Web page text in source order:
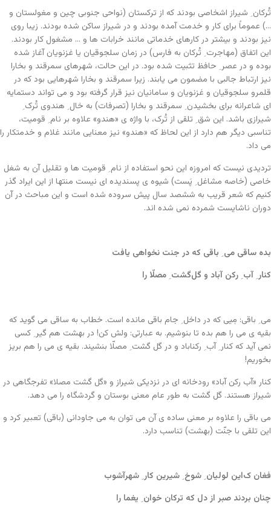
تُرکان ِ شیراز اشخاصی بودند که از ترکستان (نواحی جنوبی چین و مغولستان و
…) عموماً برای کار و خدمت آمده بودند و در شیراز ساکن شده بودند. زیبا روی
نیز بودند و بیشتر در کارهای خدماتی مانند خرابات ها و … مشغول کار بودند.
این اتفاق (مهاجرت ِ تُرکان به فارس) در زمان سلجوقیان یا غزنویان آغاز شده
بوده و در عصر ِ حافظ تثبیت شده بود. در این حالت، شهرهای سمرقند و بخارا
نیز ارتباط جالبی با مضمون می یابند. زیرا سمرقند و بخارا شهرهایی بود که در
قلمرو سلجوقیان و غزنویان و سامانیان نیز قرار گرفته بود و می تواند دستمایه
ای شاعرانه برای بخشیدن ِ سمرقند و بخارا (تصرفات) به خال ِ هندوی تُرک ِ
شیرازی باشد. این شق ِ تلقی از تُرک، با واژه ی «هندو» علاوه بر نام ِ قومیت،
تناسبی دیگر هم دارد از این لحاظ که «هندو» نیز معنایی مانند غلام و خدمتکار را
می داد.
تردیدی نیست که امروزه این نحو استفاده از نام ِ قومیت ها و تقلیل آن به شغل
خاصی (خاصه مشاغل ِ پَست) شیوه ی پسندیده ای نیست منتها از این ایراد گذر
کنیم که شعر قریب به ششصد سال پیش سروده شده است و این مباحث در آن
دوران ناشایست شمرده نمی شده اند.
بده ساقی می ِ باقی که در جنت نخواهی یافت
کنار ِ آب ِ رکن آباد و گل‌گشت ِ مصلّا را
می ِ باقی: مِیی که در داخل ِ جام باقی مانده است. خطاب به ساقی می گوید که
بقیه ی می را هم بده تا بنوشیم. به عبارتی: ولش کن! در بهشت هم گیر ِ کسی
نمی آید که کنار ِ آب ِ رکناباد و در گل گشت ِ مصلّا بنشیند. بقیه ی می را هم بریز
بخوریم!
کنار «آب رکن آباد» رودخانه ای در نزدیکی شیراز و «گل گشت مصلا» تفرجگاهی در
شیراز هستند. گل گشت به طور عام معنی بوستان و گردشگاه را می دهد.
می باقی را علاوه بر معنی ساده ی آن می توان به می جاودانی (باقی) تعبیر کرد و
این تلقی با جنّت (بهشت) تناسب دارد.
فغان ک‌این لولیان ِ شوخ ِ شیرین کار ِ شهرآشوب
چنان بردند صبر از دل که ترکان خوان ِ یغما را